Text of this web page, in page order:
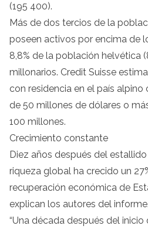
(195 400).
Más de dos tercios de la
poseen activos por encima de
8,8% de la población helvética
millonarios. Credit Suisse
con residencia en el país
de 50 millones de dólares o
100 millones.
Crecimiento constante
Diez años después del
riqueza global ha crecido un
recuperación económica de
explican los autores del informe.
“Una década después del inicio